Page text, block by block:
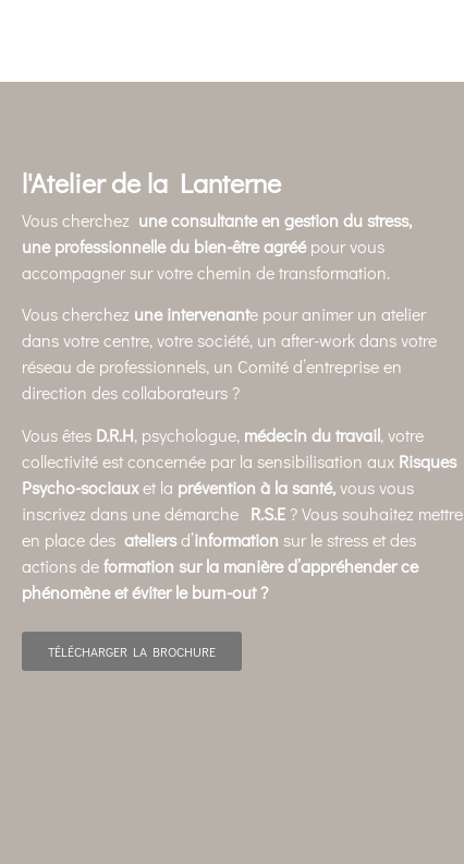
l'Atelier de la Lanterne
Vous cherchez une consultante en gestion du stress,
uneprofessionnelle du bien-être agréépour vous
accompagner sur votre chemin de transformation.
Vous cherchez une intervenante pour animer un atelier
dans votre centre, votre société, un after-work dans votre
réseau de professionnels, un Comité d’entreprise en
direction des collaborateurs ?
Vous êtes D.R.H, psychologue, médecin du travail, votre
collectivité est concernée par la sensibilisation aux Risques
Psycho-sociauxet la prévention à la santé,vous vous
inscrivez dans une démarche R.S.E ? Vous souhaitez mettre
en place des ateliersd’information sur le stress et des
actions deformation sur la manière d’appréhender ce
phénomène et éviter le burn-out ?
TÉLÉCHARGER LA BROCHURE